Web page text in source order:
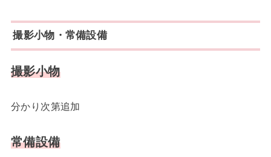
撮影小物・常備設備
撮影小物
分かり次第追加
常備設備